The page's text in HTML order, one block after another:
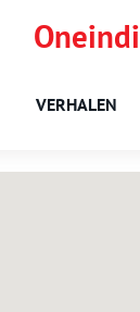
VERHALEN